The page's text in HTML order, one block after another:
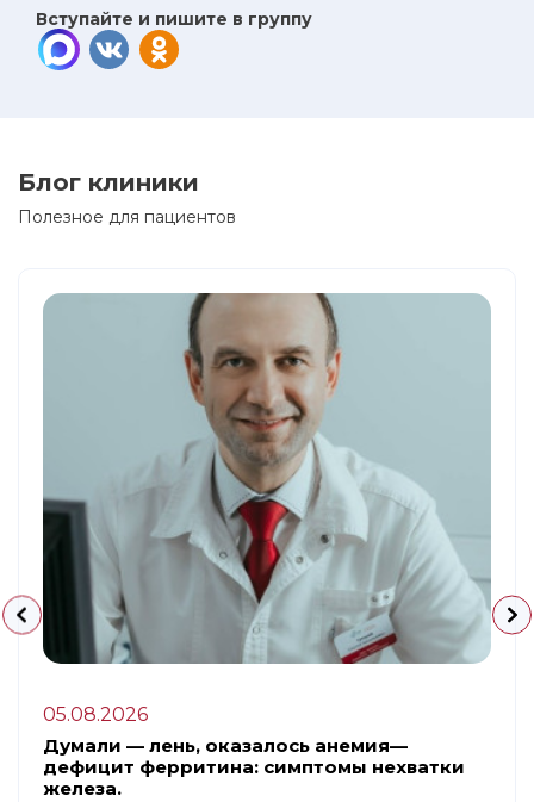
Вступайте и пишите в группу
Блог клиники
Полезное для пациентов
05.08.2026
Думали — лень, оказалось анемия—
дефицит ферритина: симптомы нехватки
железа.